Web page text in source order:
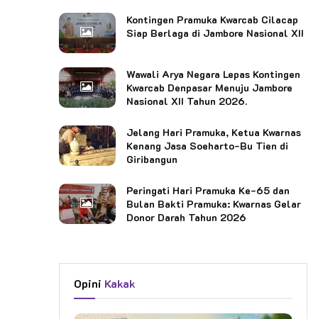
Kontingen Pramuka Kwarcab Cilacap
Siap Berlaga di Jambore Nasional XII
Wawali Arya Negara Lepas Kontingen
Kwarcab Denpasar Menuju Jambore
Nasional XII Tahun 2026.
Jelang Hari Pramuka, Ketua Kwarnas
Kenang Jasa Soeharto-Bu Tien di
Giribangun
Peringati Hari Pramuka Ke-65 dan
Bulan Bakti Pramuka: Kwarnas Gelar
Donor Darah Tahun 2026
Opini Kakak